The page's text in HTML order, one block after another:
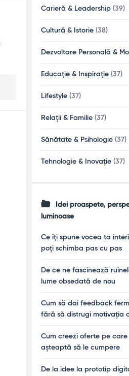
Carieră & Leadership (39)
Cultură & Istorie (38)
Dezvoltare Personală &
Educație & Inspirație (37)
Lifestyle (37)
Relații & Familie (37)
Sănătate & Psihologie (37)
Tehnologie & Inovație (37)
Idei proaspete,
luminoase
Ce îți spune vocea ta
poți schimba pas cu pas
De ce ne fascinează
lume obsedată de nou
Cum să dai feedback
fără să distrugi motivația
Cum creezi oferte pe
așteaptă să le cumpere
De la idee la prototip